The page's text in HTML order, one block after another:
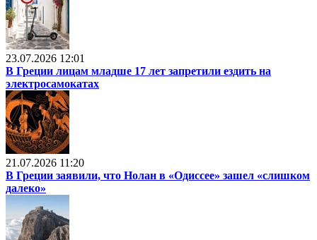
23.07.2026 12:01
В Греции лицам младше 17 лет запретили ездить на
электросамокатах
21.07.2026 11:20
В Греции заявили, что Нолан в «Одиссее» зашел «слишком
далеко»